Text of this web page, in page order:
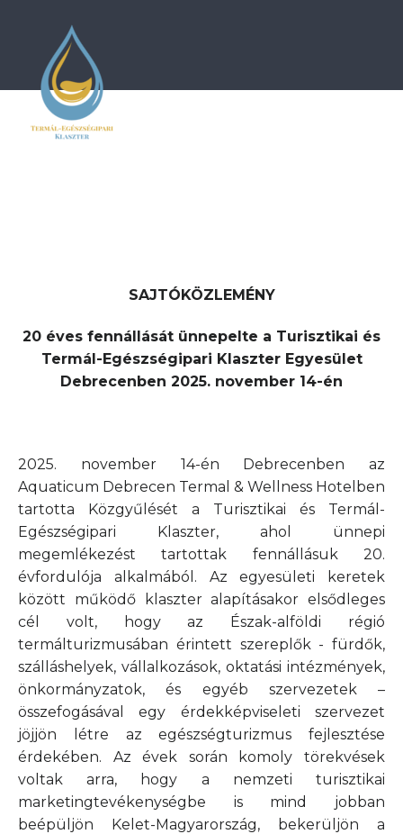
SAJTÓKÖZLEMÉNY
20 éves fennállását ünnepelte a Turisztikai és
Termál-Egészségipari Klaszter Egyesület
Debrecenben 2025. november 14-én
2025. november 14-én Debrecenben az
Aquaticum Debrecen Termal & Wellness Hotelben
tartotta Közgyűlését a Turisztikai és Termál-
Egészségipari Klaszter, ahol ünnepi
megemlékezést tartottak fennállásuk 20.
évfordulója alkalmából. Az egyesületi keretek
között működő klaszter alapításakor elsődleges
cél volt, hogy az Észak-alföldi régió
termálturizmusában érintett szereplők - fürdők,
szálláshelyek, vállalkozások, oktatási intézmények,
önkormányzatok, és egyéb szervezetek –
összefogásával egy érdekképviseleti szervezet
jöjjön létre az egészségturizmus fejlesztése
érdekében. Az évek során komoly törekvések
voltak arra, hogy a nemzeti turisztikai
marketingtevékenységbe is mind jobban
beépüljön Kelet-Magyarország, bekerüljön a